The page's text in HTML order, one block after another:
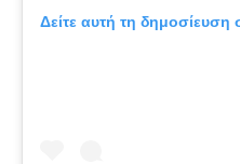
Δείτε αυτή τη δημοσίευση